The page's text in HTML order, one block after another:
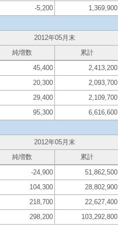
-5,200 1,369,900
2012年05月末
純増数 累計
45,400 2,413,200
20,300 2,093,700
29,400 2,109,700
95,300 6,616,600
2012年05月末
純増数 累計
-24,900 51,862,500
104,300 28,802,900
218,700 22,627,400
298,200 103,292,800